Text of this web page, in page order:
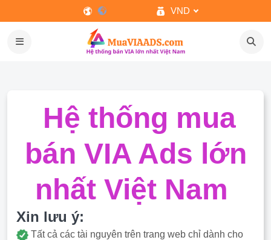
VND
Hệ thống mua
bán VIA Ads lớn
nhất Việt Nam
Xin lưu ý:
Tất cả các tài nguyên trên trang web chỉ dành cho